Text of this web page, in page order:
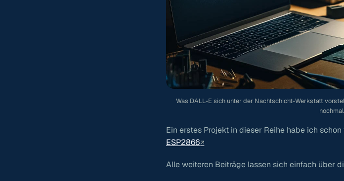
Was DALL-E sich unter der Nachtschicht-Werkstatt
nochmal.
Ein erstes Projekt in dieser Reihe habe ich
ESP2866
Alle weiteren Beiträge lassen sich einfach über